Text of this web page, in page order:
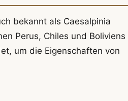
bekannt als Caesalpinia
Perus, Chiles und Boliviens
um die Eigenschaften von